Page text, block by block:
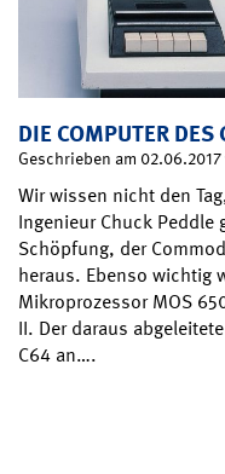
DIE COMPUTER DES
Geschrieben am
Wir wissen nicht den
Ingenieur Chuck Peddle
Schöpfung, der
heraus. Ebenso wichtig
Mikroprozessor MOS
II. Der daraus
C64 an….